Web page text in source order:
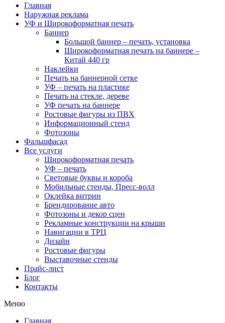
Главная
Наружная реклама
УФ и Широкоформатная печать
Баннер
Большой баннер – печать, установка
Широкоформатная печать на баннере –
Китай 440 гр
Наклейки
Печать на баннерной сетке
УФ – печать на пластике
Печать на стекле, дереве
УФ печать на баннере
Ростовые фигуры из ПВХ
Информационный стенд
Фотозоны
Фальшфасад
Все услуги
Широкоформатная печать
УФ – печать
Световые буквы и короба
Мобильные стенды, Пресс-волл
Оклейка витрин
Брендирование авто
Фотозоны и декор сцен
Рекламные конструкции на крыши
Навигации в ТРЦ
Дизайн
Ростовые фигуры
Выставочные стенды
Прайс-лист
Блог
Контакты
Меню
Главная